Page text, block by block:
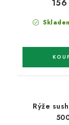
156
Rýže